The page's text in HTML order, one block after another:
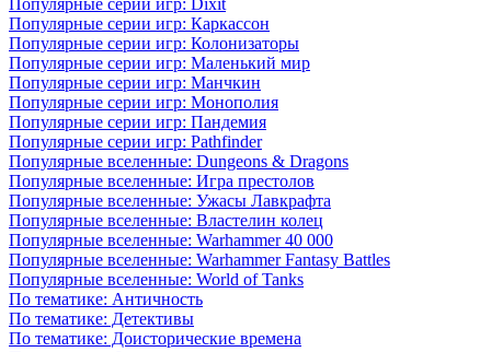
Популярные серии игр: Dixit
Популярные серии игр: Каркассон
Популярные серии игр: Колонизаторы
Популярные серии игр: Маленький мир
Популярные серии игр: Манчкин
Популярные серии игр: Монополия
Популярные серии игр: Пандемия
Популярные серии игр: Pathfinder
Популярные вселенные: Dungeons & Dragons
Популярные вселенные: Игра престолов
Популярные вселенные: Ужасы Лавкрафта
Популярные вселенные: Властелин колец
Популярные вселенные: Warhammer 40 000
Популярные вселенные: Warhammer Fantasy Battles
Популярные вселенные: World of Tanks
По тематике: Античность
По тематике: Детективы
По тематике: Доисторические времена